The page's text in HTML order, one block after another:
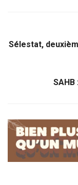
Sélestat,